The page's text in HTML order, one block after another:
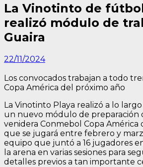
La Vinotinto de
realizó módulo de
Guaira
22/11/2024
Los convocados trabajan a todo
Copa América del próximo año
La Vinotinto Playa realizó a lo
un nuevo módulo de preparación
venidera Conmebol Copa América
que se jugará entre febrero y
equipo que juntó a 16 jugadores
la arena en varias sesiones para
detalles previos a tan importante